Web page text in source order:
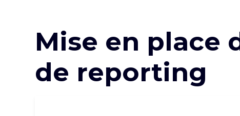
Mise en place
de reporting